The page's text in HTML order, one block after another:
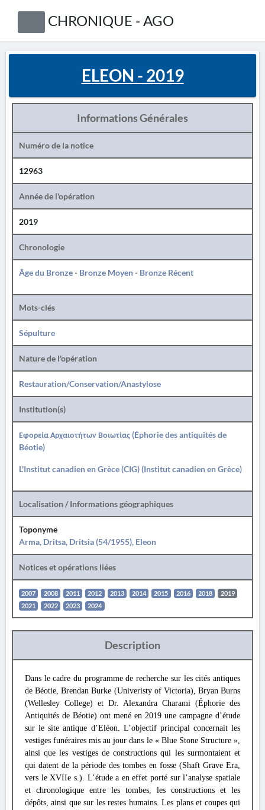
CHRONIQUE - AGO
ELEON - 2019
Informations Générales
Numéro de la notice
12963
Année de l'opération
2019
Chronologie
Âge du Bronze- Bronze Moyen- Bronze Récent
Mots-clés
Sépulture
Nature de l'opération
Restauration/Conservation/Anastylose
Institution(s)
Εφορεία Αρχαιοτήτων Βοιωτίας (Éphorie des antiquités de
Béotie)
L'Institut canadien en Grèce (CIG) (Institut canadien en Grèce)
Localisation / Informations géographiques
Toponyme
Arma, Dritsa, Dritsia (54/1955), Eleon
Notices et opérations liées
2007 2008 2011 2012 2013 2014 2015 2016 2018
2019
2021
2022 2023 2024
Description
Dans le cadre du programme de recherche sur les cités antiques
de Béotie, Brendan Burke (Univeristy of Victoria), Bryan Burns
(Wellesley College) et Dr. Alexandra Charami (Éphorie des
Antiquités de Béotie) ont mené en 2019 une campagne d’étude
sur le site antique d’Eléon. L’objectif principal concernait les
vestiges funéraires mis au jour dans le « Blue Stone Structure »,
ainsi que les vestiges de constructions qui les surmontaient et
qui datent de la période des tombes en fosse (Shaft Grave Era,
vers le XVIIe s.). L’étude a en effet porté sur l’analyse spatiale
et chronologique entre les tombes, les constructions et les
dépôts, ainsi que sur les restes humains. Les plans et coupes qui